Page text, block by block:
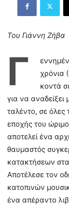
Του Γιάννη Ζήβα
Γ
χρόνια
κοντά
για να
ταλέντο, σε όλες
εποχής του
αποτελεί ένα
θαυμαστός
κατακτήσεων
Αποτέλεσε τον
κατοπινών
ένα απέραντο